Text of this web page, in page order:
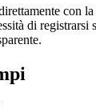
con
di